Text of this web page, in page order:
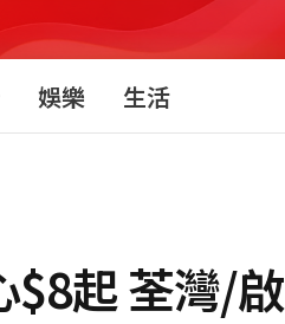
娛樂 生活
$8起 荃灣/啟